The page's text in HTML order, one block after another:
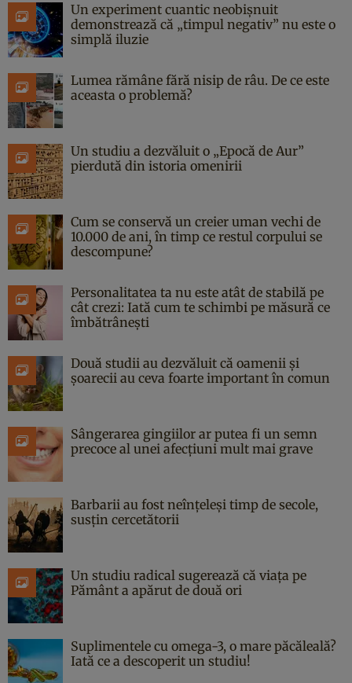
Un experiment cuantic neobișnuit
demonstrează că „timpul negativ” nu este o
simplă iluzie
Lumea rămâne fără nisip de râu. De ce este
aceasta o problemă?
Un studiu a dezvăluit o „Epocă de Aur”
pierdută din istoria omenirii
Cum se conservă un creier uman vechi de
10.000 de ani, în timp ce restul corpului se
descompune?
Personalitatea ta nu este atât de stabilă pe
cât crezi: Iată cum te schimbi pe măsură ce
îmbătrânești
Două studii au dezvăluit că oamenii și
șoarecii au ceva foarte important în comun
Sângerarea gingiilor ar putea fi un semn
precoce al unei afecțiuni mult mai grave
Barbarii au fost neînțeleși timp de secole,
susțin cercetătorii
Un studiu radical sugerează că viața pe
Pământ a apărut de două ori
Suplimentele cu omega-3, o mare păcăleală?
Iată ce a descoperit un studiu!